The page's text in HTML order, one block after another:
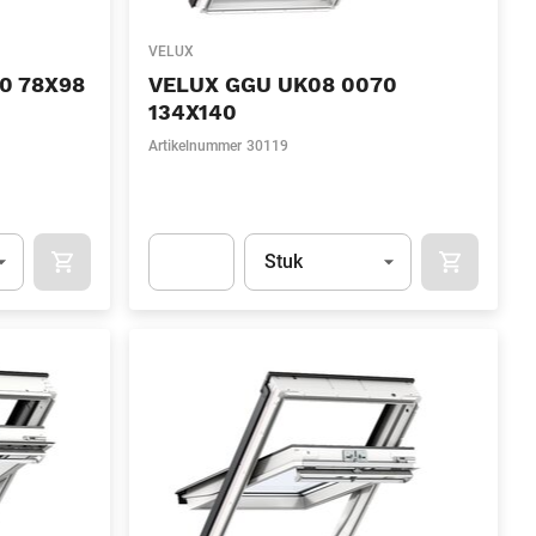
78X98
APOK.CATEGORY.PRODUCTS.CART.ADDTOCART
VELUX
VELUX GGU UK08 0070
134X140
Artikelnummer 30119
Eenheid
Stuk